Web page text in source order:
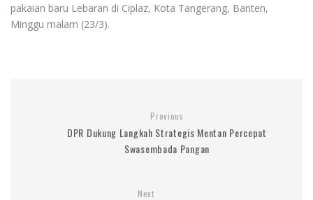
pakaian baru Lebaran di Ciplaz, Kota Tangerang, Banten,
Minggu malam (23/3).
Previous
DPR Dukung Langkah Strategis Mentan Percepat
Swasembada Pangan
Next